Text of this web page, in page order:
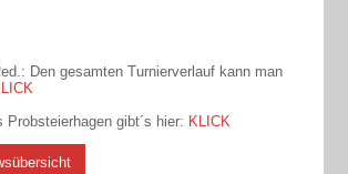
Den gesamten Turnierverlauf kann man
Probsteierhagen gibt´s hier: KLICK